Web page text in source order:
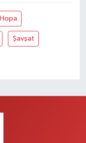
Hopa
Şavşat